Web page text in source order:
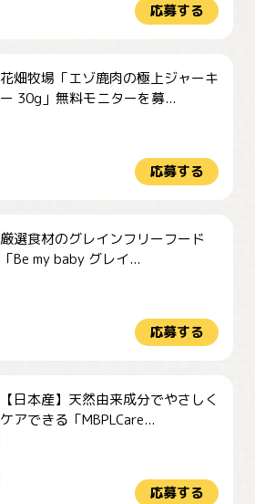
応募する
花畑牧場「エゾ鹿肉の極上ジャーキ
ー 30g」無料モニターを募...
応募する
厳選食材のグレインフリーフード
「Be my baby グレイ...
応募する
【日本産】天然由来成分でやさしく
ケアできる「MBPLCare...
応募する